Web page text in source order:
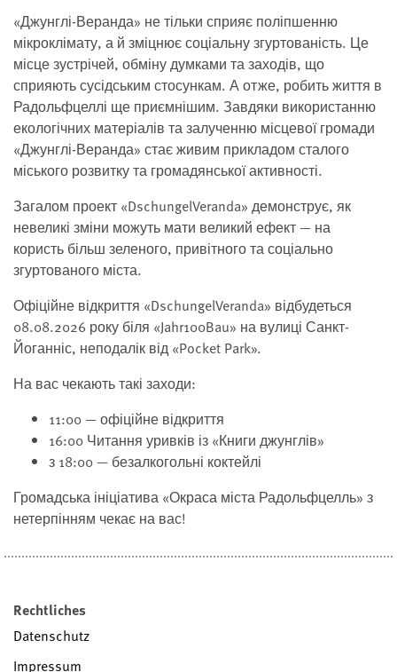
«Джунглі-Веранда» не тільки сприяє поліпшенню
мікроклімату, а й зміцнює соціальну згуртованість. Це
місце зустрічей, обміну думками та заходів, що
сприяють сусідським стосункам. А отже, робить життя в
Радольфцеллі ще приємнішим. Завдяки використанню
екологічних матеріалів та залученню місцевої громади
«Джунглі-Веранда» стає живим прикладом сталого
міського розвитку та громадянської активності.
Загалом проект «DschungelVeranda» демонструє, як
невеликі зміни можуть мати великий ефект — на
користь більш зеленого, привітного та соціально
згуртованого міста.
Офіційне відкриття «DschungelVeranda» відбудеться
08.08.2026 року біля «Jahr100Bau» на вулиці Санкт-
Йоганніс, неподалік від «Pocket Park».
На вас чекають такі заходи:
11:00 — офіційне відкриття
16:00 Читання уривків із «Книги джунглів»
з 18:00 — безалкогольні коктейлі
Громадська ініціатива «Окраса міста Радольфцелль» з
нетерпінням чекає на вас!
Rechtliches
Datenschutz
Impressum